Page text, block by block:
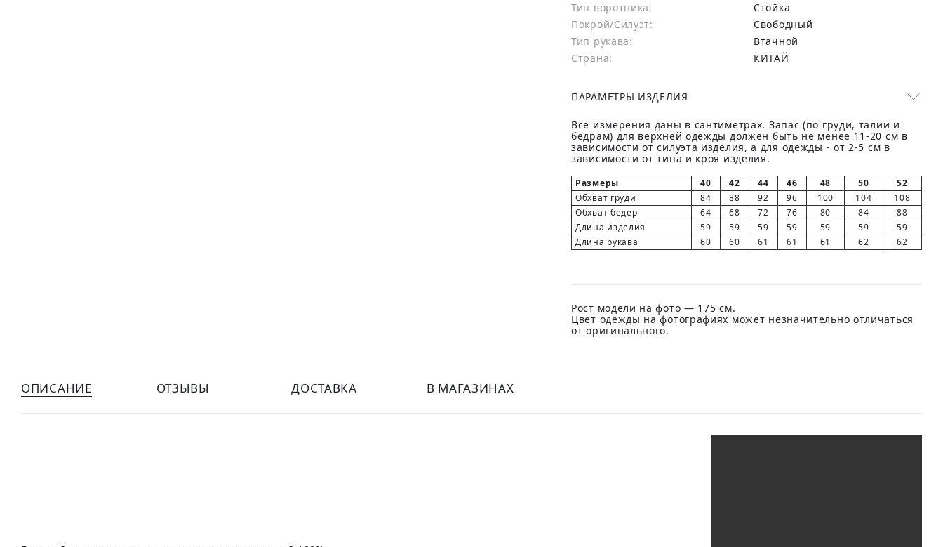
Тип воротника:
Стойка
Покрой/Силуэт:
Свободный
Тип рукава:
Втачной
Страна:
КИТАЙ
ПАРАМЕТРЫ ИЗДЕЛИЯ
Все измерения даны в сантиметрах. Запас (по груди, талии и
бедрам) для верхней одежды должен быть не менее 11-20 см в
зависимости от силуэта изделия, а для одежды - от 2-5 см в
зависимости от типа и кроя изделия.
Размеры 40 42 44 46 48 50
52
Обхват груди
84 88 92 96 100 104
108
Обхват бедер
64 68 72 76 80 84
88
Длина изделия
59 59 59 59 59 59
59
Длина рукава
60 60 61 61 61 62 62
Рост модели на фото — 175 см.
Цвет одежды на фотографиях может незначительно отличаться
от оригинального.
ОПИСАНИЕ ОТЗЫВЫ ДОСТАВКА В МАГАЗИНАХ